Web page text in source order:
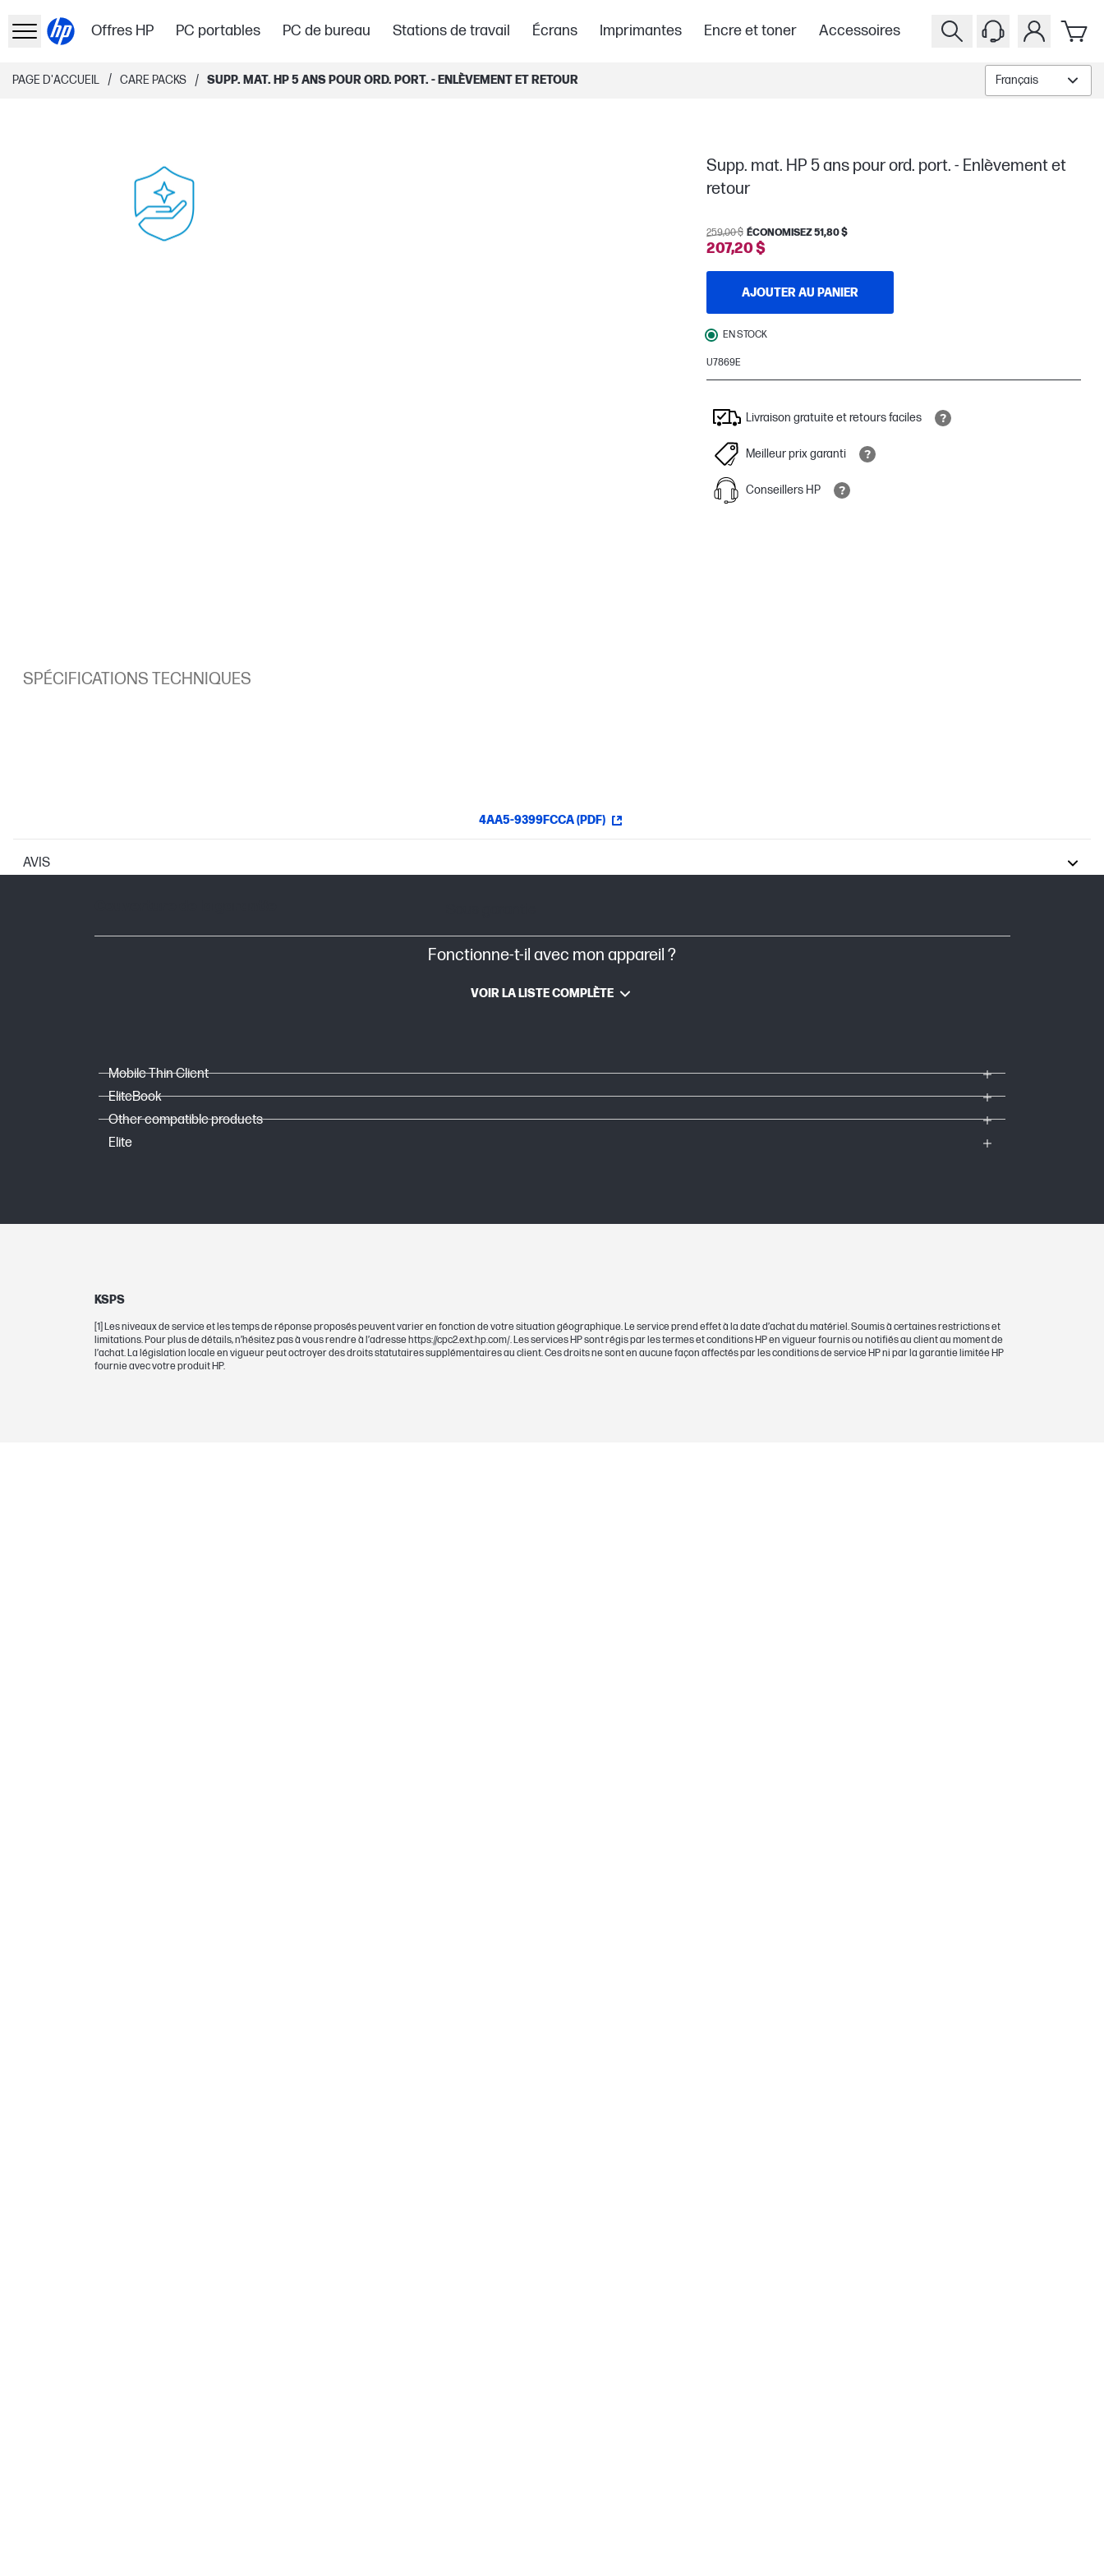
Offres HP PC portables PC de bureau Stations de travail Écrans Imprimantes Encre et toner Accessoires
PAGE D'ACCUEIL / CARE PACKS / SUPP. MAT. HP 5 ANS POUR ORD. PORT. - ENLÈVEMENT ET RETOUR Français
Supp. mat. HP 5 ans pour ord. port. - Enlèvement et
retour
259,00 $ ÉCONOMISEZ 51,80 $
207,20 $
AJOUTER AU PANIER
EN STOCK
U7869E
Livraison gratuite et retours faciles
Meilleur prix garanti
Conseillers HP
SPÉCIFICATIONS TECHNIQUES
4AA5-9399FCCA (PDF)
AVIS
Fonctionne-t-il avec mon appareil ?
VOIR LA LISTE COMPLÈTE
Mobile Thin Client
EliteBook
Other compatible products
Elite
KSPS
[1] Les niveaux de service et les temps de réponse proposés peuvent varier en fonction de votre situation géographique. Le service prend effet à la date d’achat du matériel. Soumis à certaines restrictions et
limitations. Pour plus de détails, n’hésitez pas à vous rendre à l’adresse https://cpc2.ext.hp.com/. Les services HP sont régis par les termes et conditions HP en vigueur fournis ou notifiés au client au moment de
l’achat. La législation locale en vigueur peut octroyer des droits statutaires supplémentaires au client. Ces droits ne sont en aucune façon affectés par les conditions de service HP ni par la garantie limitée HP
fournie avec votre produit HP.